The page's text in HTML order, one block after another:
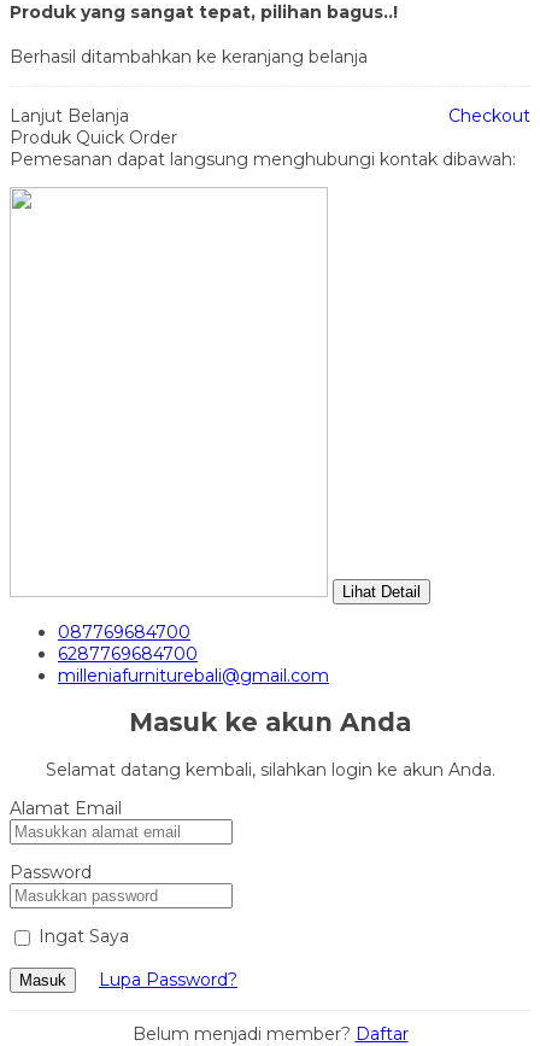
Produk yang sangat tepat, pilihan bagus..!
Berhasil ditambahkan ke keranjang belanja
Lanjut Belanja
Checkout
Produk Quick Order
Pemesanan dapat langsung menghubungi kontak dibawah:
Lihat Detail
087769684700
6287769684700
milleniafurniturebali@gmail.com
Masuk ke akun Anda
Selamat datang kembali, silahkan login ke akun Anda.
Alamat Email
Password
Ingat Saya
Masuk Lupa Password?
Belum menjadi member? Daftar